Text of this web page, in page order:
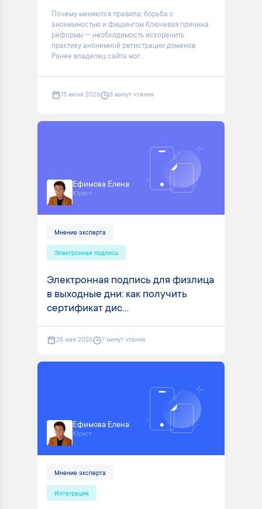
Почему меняются правила: борьба с
анонимностью и фишингом Ключевая причина
реформы — необходимость искоренить
практику анонимной регистрации доменов.
Ранее владелец сайта мог...
15 июня 2026 8 минут чтения
Ефимова Елена
Юрист
Мнение эксперта
Электронная подпись
Электронная подпись для физлица
в выходные дни: как получить
сертификат дис...
28 мая 2026 7 минут чтения
Ефимова Елена
Юрист
Мнение эксперта
Интеграция